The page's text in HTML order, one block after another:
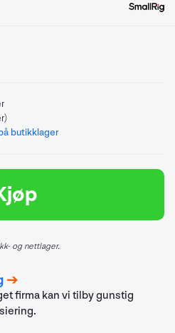
butikklager
og nettlager.
firma kan vi tilby gunstig